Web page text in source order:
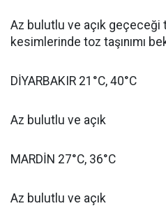
Az bulutlu ve açık geçeceği
kesimlerinde toz taşınımı
DİYARBAKIR 21°C, 40°C
Az bulutlu ve açık
MARDİN 27°C, 36°C
Az bulutlu ve açık